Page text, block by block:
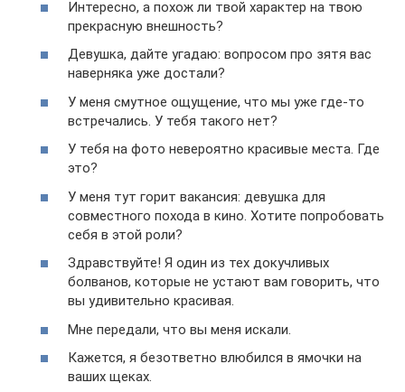
Интересно, а похож ли твой характер на твою
прекрасную внешность?
Девушка, дайте угадаю: вопросом про зятя вас
наверняка уже достали?
У меня смутное ощущение, что мы уже где-то
встречались. У тебя такого нет?
У тебя на фото невероятно красивые места. Где
это?
У меня тут горит вакансия: девушка для
совместного похода в кино. Хотите попробовать
себя в этой роли?
Здравствуйте! Я один из тех докучливых
болванов, которые не устают вам говорить, что
вы удивительно красивая.
Мне передали, что вы меня искали.
Кажется, я безответно влюбился в ямочки на
ваших щеках.